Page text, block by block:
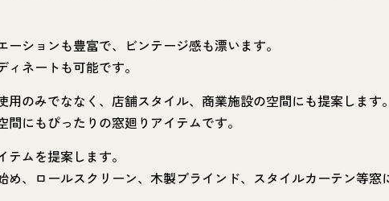
ーションも豊富で、ビンテージ感も漂います。
ネートも可能です。
用のみでななく、店舗スタイル、商業施設の空間にも提案しま
間にもぴったりの窓廻りアイテムです。
ムを提案します。
め、ロールスクリーン、木製ブラインド、スタイルカーテン等